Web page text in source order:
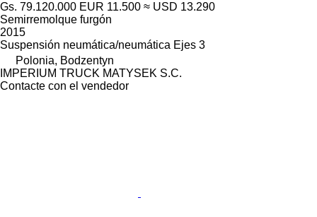
Gs. 79.120.000 EUR 11.500 ≈ USD 13.290
Semirremolque furgón
2015
Suspensión neumática/neumática Ejes 3
Polonia, Bodzentyn
IMPERIUM TRUCK MATYSEK S.C.
Contacte con el vendedor